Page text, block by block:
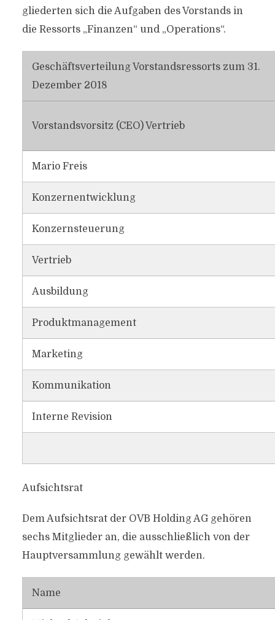
gliederten sich die Aufgaben des Vorstands in
die Ressorts „Finanzen“ und „Operations“.
Geschäftsverteilung Vorstandsressorts zum 31.
Dezember 2018
Vorstandsvorsitz (CEO) Vertrieb
Mario Freis
Konzernentwicklung
Konzernsteuerung
Vertrieb
Ausbildung
Produktmanagement
Marketing
Kommunikation
Interne Revision
Aufsichtsrat
Dem Aufsichtsrat der OVB Holding AG gehören
sechs Mitglieder an, die ausschließlich von der
Hauptversammlung gewählt werden.
Name